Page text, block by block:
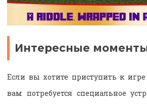
Интересные
Если вы хотите приступить к
вам потребуется специальное